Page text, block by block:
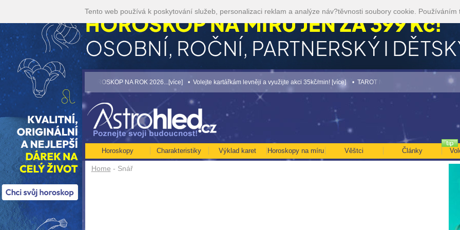
Home - Snář
Horoskopy Charakteristiky Výklad karet Horoskopy na míru Věštci Články
• NEJVĚTŠÍ ROČNÍ HOROSKOP NA ROK 2026...[více] • Volejte kartářkám levněji a využijte akci 35kč/min! [více] • TAROT NA SRPEN ZA 49,-KČ... [více] •
Tento web používá k poskytování služeb, personalizaci reklam a analýze náv?těvnosti soubory cookie. Používáním